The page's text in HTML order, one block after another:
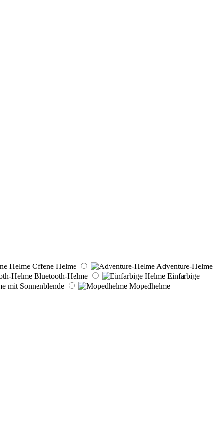
Offene Helme
Adventure-Helme
Bluetooth-Helme
Einfarbige
mit Sonnenblende
Mopedhelme